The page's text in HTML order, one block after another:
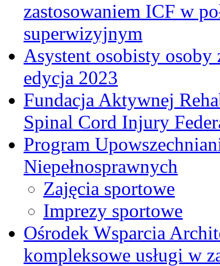
zastosowaniem ICF w
superwizyjnym
Asystent osobisty osoby
edycja 2023
Fundacja Aktywnej
Spinal Cord Injury
Program
Niepełnosprawnych
Zajęcia sportowe
Imprezy sportowe
Ośrodek Wsparcia
kompleksowe usługi w